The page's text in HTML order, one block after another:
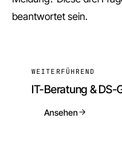
beantwortet sein.
WEITERFÜHREND
IT-Beratung &
Ansehen